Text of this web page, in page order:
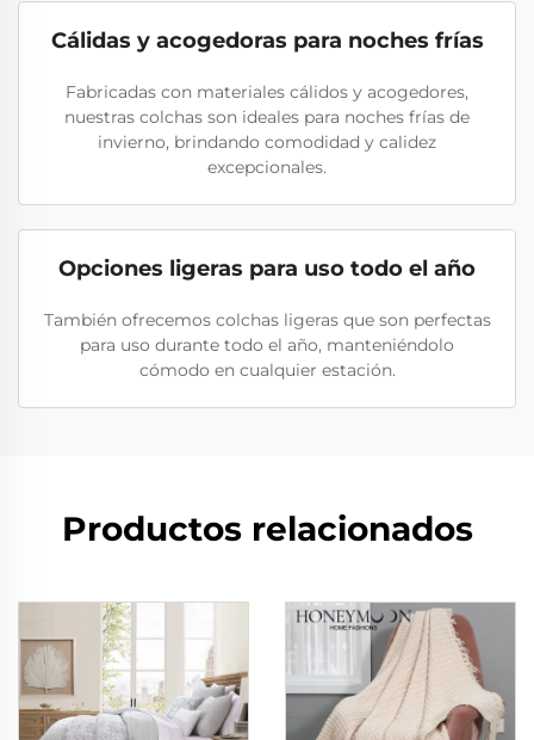
Cálidas y acogedoras para noches frías
Fabricadas con materiales cálidos y acogedores,
nuestras colchas son ideales para noches frías de
invierno, brindando comodidad y calidez
excepcionales.
Opciones ligeras para uso todo el año
También ofrecemos colchas ligeras que son perfectas
para uso durante todo el año, manteniéndolo
cómodo en cualquier estación.
Productos relacionados